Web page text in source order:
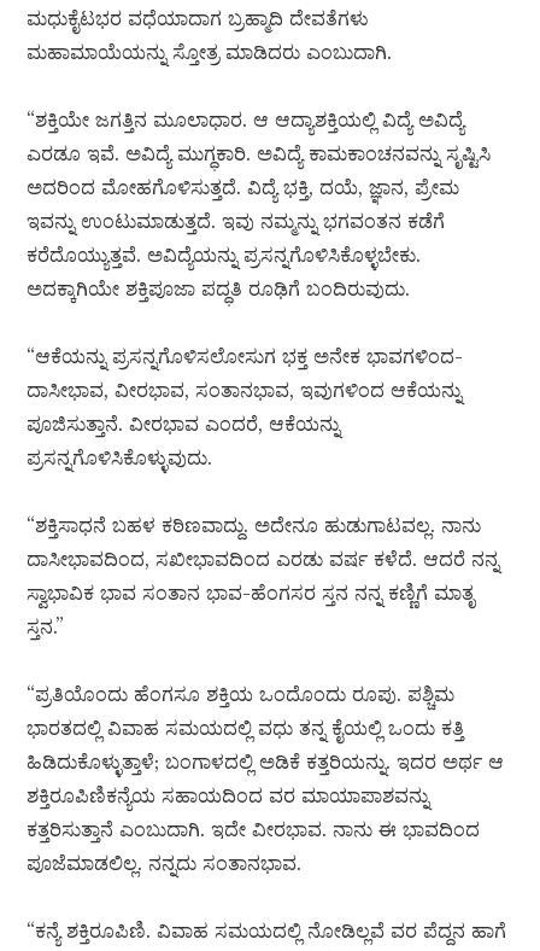
ಮಧುಕೈಟಭರ ವಧೆಯಾದಾಗ ಬ್ರಹ್ಮಾದಿ ದೇವತೆಗಳು
ಮಹಾಮಾಯೆಯನ್ನು ಸ್ತೋತ್ರ ಮಾಡಿದರು ಎಂಬುದಾಗಿ.
“ಶಕ್ತಿಯೇ ಜಗತ್ತಿನ ಮೂಲಾಧಾರ. ಆ ಆದ್ಯಾಶಕ್ತಿಯಲ್ಲಿ ವಿದ್ಯೆ ಅವಿದ್ಯೆ
ಎರಡೂ ಇವೆ. ಅವಿದ್ಯೆ ಮುಗ್ಧಕಾರಿ. ಅವಿದ್ಯೆ ಕಾಮಕಾಂಚನವನ್ನು ಸೃಷ್ಟಿಸಿ
ಅದರಿಂದ ಮೋಹಗೊಳಿಸುತ್ತದೆ. ವಿದ್ಯೆ ಭಕ್ತಿ, ದಯೆ, ಜ್ಞಾನ, ಪ್ರೇಮ
ಇವನ್ನು ಉಂಟುಮಾಡುತ್ತದೆ. ಇವು ನಮ್ಮನ್ನು ಭಗವಂತನ ಕಡೆಗೆ
ಕರೆದೊಯ್ಯುತ್ತವೆ. ಅವಿದ್ಯೆಯನ್ನು ಪ್ರಸನ್ನಗೊಳಿಸಿಕೊಳ್ಳಬೇಕು.
ಅದಕ್ಕಾಗಿಯೇ ಶಕ್ತಿಪೂಜಾ ಪದ್ಧತಿ ರೂಢಿಗೆ ಬಂದಿರುವುದು.
“ಆಕೆಯನ್ನು ಪ್ರಸನ್ನಗೊಳಿಸಲೋಸುಗ ಭಕ್ತ ಅನೇಕ ಭಾವಗಳಿಂದ-
ದಾಸೀಭಾವ, ವೀರಭಾವ, ಸಂತಾನಭಾವ, ಇವುಗಳಿಂದ ಆಕೆಯನ್ನು
ಪೂಜಿಸುತ್ತಾನೆ. ವೀರಭಾವ ಎಂದರೆ, ಆಕೆಯನ್ನು
ಪ್ರಸನ್ನಗೊಳಿಸಿಕೊಳ್ಳುವುದು.
“ಶಕ್ತಿಸಾಧನೆ ಬಹಳ ಕಠಿಣವಾದ್ದು. ಅದೇನೂ ಹುಡುಗಾಟವಲ್ಲ. ನಾನು
ದಾಸೀಭಾವದಿಂದ, ಸಖೀಭಾವದಿಂದ ಎರಡು ವರ್ಷ ಕಳೆದೆ. ಆದರೆ ನನ್ನ
ಸ್ವಾಭಾವಿಕ ಭಾವ ಸಂತಾನ ಭಾವ-ಹೆಂಗಸರ ಸ್ತನ ನನ್ನ ಕಣ್ಣಿಗೆ ಮಾತೃ
ಸ್ತನ.”
“ಪ್ರತಿಯೊಂದು ಹೆಂಗಸೂ ಶಕ್ತಿಯ ಒಂದೊಂದು ರೂಪು. ಪಶ್ಚಿಮ
ಭಾರತದಲ್ಲಿ ವಿವಾಹ ಸಮಯದಲ್ಲಿ ವಧು ತನ್ನ ಕೈಯಲ್ಲಿ ಒಂದು ಕತ್ತಿ
ಹಿಡಿದುಕೊಳ್ಳುತ್ತಾಳೆ; ಬಂಗಾಳದಲ್ಲಿ ಅಡಿಕೆ ಕತ್ತರಿಯನ್ನು. ಇದರ ಅರ್ಥ ಆ
ಶಕ್ತಿರೂಪಿಣಿಕನ್ಯೆಯ ಸಹಾಯದಿಂದ ವರ ಮಾಯಾಪಾಶವನ್ನು
ಕತ್ತರಿಸುತ್ತಾನೆ ಎಂಬುದಾಗಿ. ಇದೇ ವೀರಭಾವ. ನಾನು ಈ ಭಾವದಿಂದ
ಪೂಜೆಮಾಡಲಿಲ್ಲ. ನನ್ನದು ಸಂತಾನಭಾವ.
“ಕನ್ಯೆ ಶಕ್ತಿರೂಪಿಣಿ. ವಿವಾಹ ಸಮಯದಲ್ಲಿ ನೋಡಿಲ್ಲವೆ ವರ ಪೆದ್ದನ ಹಾಗೆ